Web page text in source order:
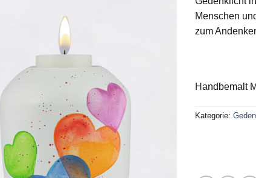
Menschen
zum
Handbemalt
Kategorie: